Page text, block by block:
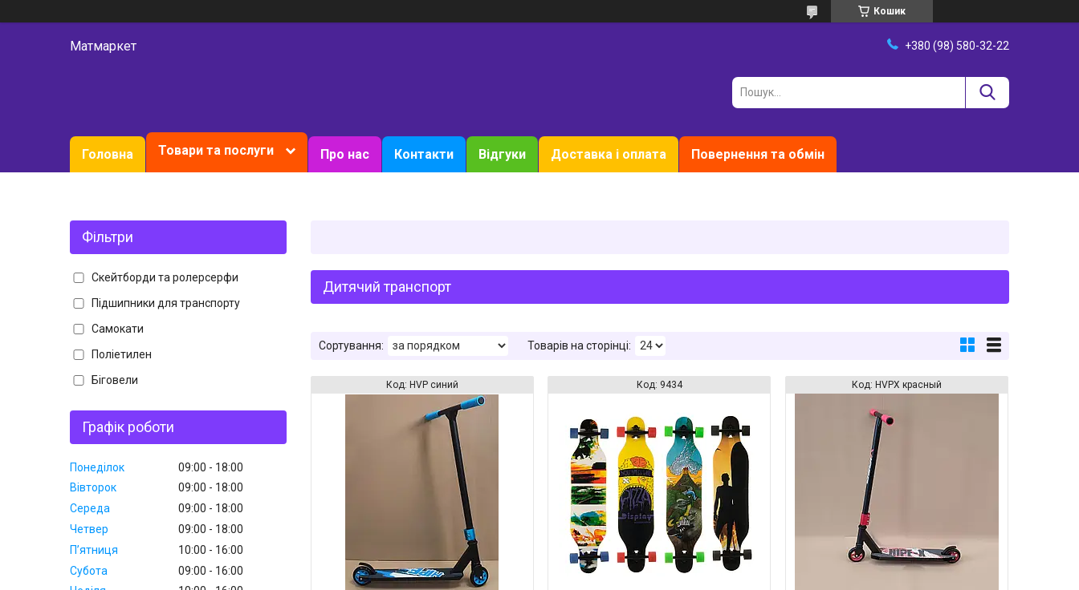
Кошик
Матмаркет +380 (98) 580-32-22
Головна Товари та послуги Про нас Контакти Відгуки Доставка і оплата Повернення та обмін
Дитячий транспорт
HVР синий 9434 HVРХ красный
Фільтри
Скейтборди та ролерсерфи
Підшипники для транспорту
Самокати
Поліетилен
Біговели
Графік роботи
Понеділок 09:00
18:00
Вівторок
09:00
18:00
Середа
09:00
18:00
Четвер
09:00
18:00
Пʼятниця
10:00
16:00
Субота
09:00
16:00